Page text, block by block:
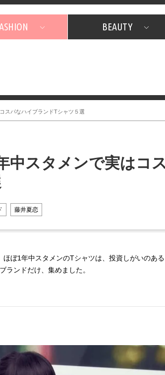
BEAUTY
スパなハイブランドTシャツ５選
中スタメンで実はコ
藤井夏恋
ぼ1年中スタメンのTシャツは、投資しがいのある
ランドだけ、集めました。